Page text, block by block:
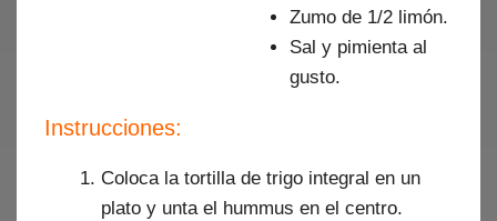
Zumo de 1/2 limón.
Sal y pimienta al
gusto.
Instrucciones:
Coloca la tortilla de trigo integral en un
plato y unta el hummus en el centro.